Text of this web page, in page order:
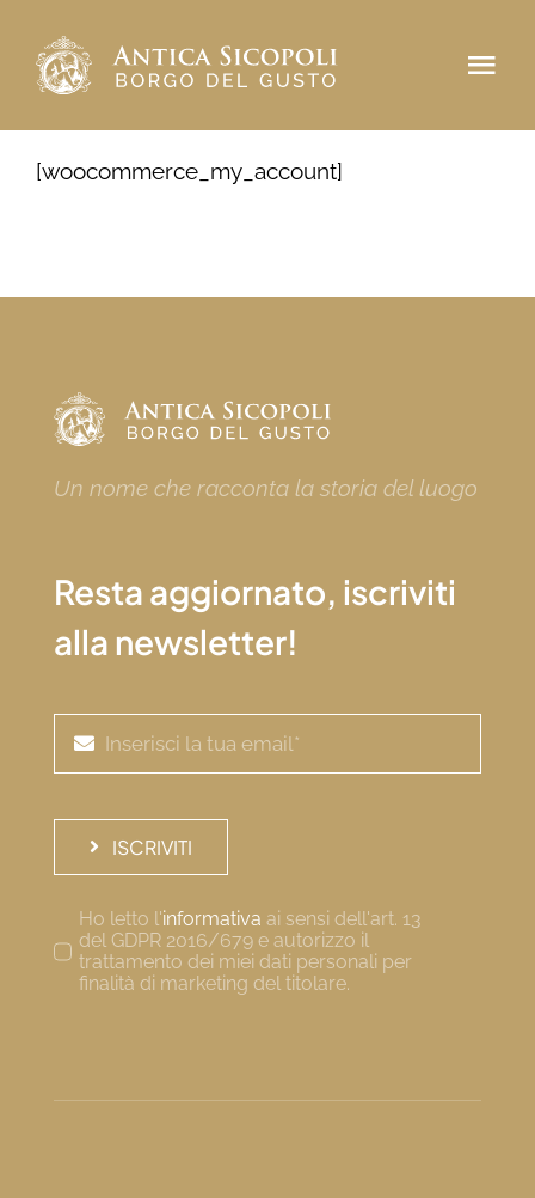
contenuto
[woocommerce_my_account]
Un nome che racconta la storia del luogo
Resta aggiornato, iscriviti
alla newsletter!
ISCRIVITI
Ho letto l'informativa ai sensi dell'art. 13
del GDPR 2016/679 e autorizzo il
trattamento dei miei dati personali per
finalità di marketing del titolare.